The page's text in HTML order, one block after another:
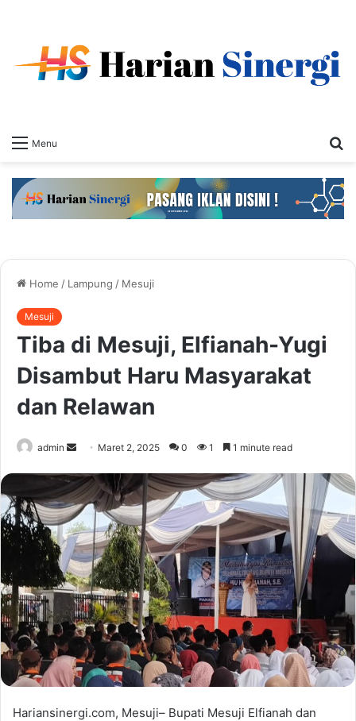
Menu
Home / Lampung / Mesuji
Mesuji
Tiba di Mesuji, Elfianah-Yugi
Disambut Haru Masyarakat
dan Relawan
admin
Send
email
Maret 2, 2025 0 1 1 minute read
Hariansinergi.com, Mesuji– Bupati Mesuji Elfianah dan